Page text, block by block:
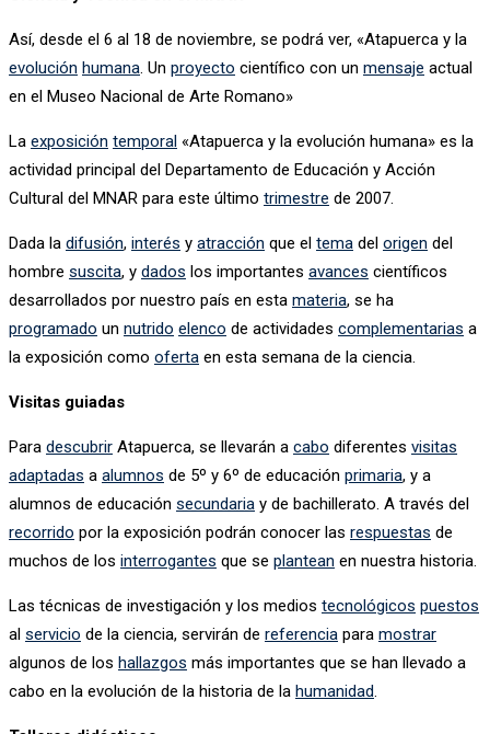
Así, desde el 6 al 18 de noviembre, se podrá ver, «Atapuerca y la
evolución humana . Un proyecto científico con un mensaje actual
en el Museo Nacional de Arte Romano»
La exposición temporal «Atapuerca y la evolución humana» es la
actividad principal del Departamento de Educación y Acción
Cultural del MNAR para este último trimestre de 2007.
Dada la difusión, interés y atracción que el tema del origen del
hombre suscita, y dados los importantes avances científicos
desarrollados por nuestro país en esta materia, se ha
programado un nutrido elenco de actividades complementarias a
la exposición como oferta en esta semana de la ciencia.
Visitas guiadas
Para descubrir Atapuerca, se llevarán a cabo diferentes visitas
adaptadas a alumnos de 5º y 6º de educación primaria, y a
alumnos de educación secundaria y de bachillerato. A través del
recorrido por la exposición podrán conocer las respuestas de
muchos de los interrogantes que se plantean en nuestra historia.
Las técnicas de investigación y los medios tecnológicos puestos
al servicio de la ciencia, servirán de referencia para mostrar
algunos de los hallazgos más importantes que se han llevado a
cabo en la evolución de la historia de la humanidad